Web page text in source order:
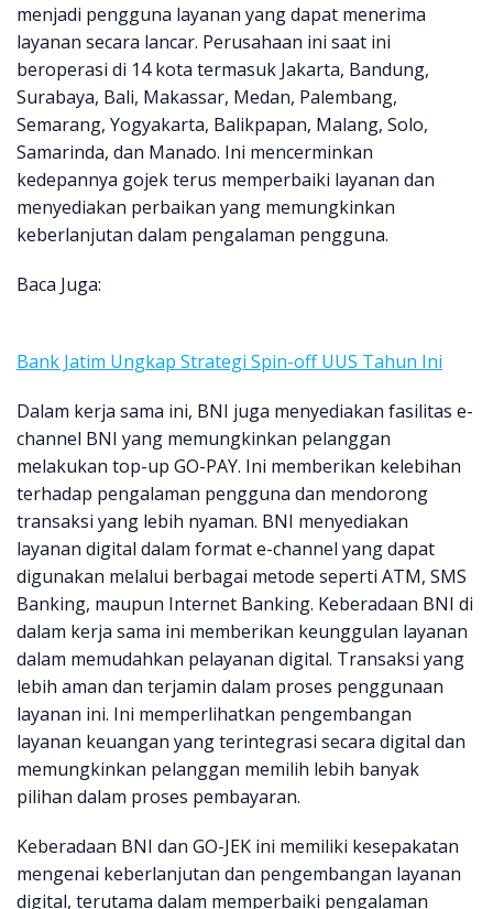
menjadi pengguna layanan yang dapat menerima
layanan secara lancar. Perusahaan ini saat ini
beroperasi di 14 kota termasuk Jakarta, Bandung,
Surabaya, Bali, Makassar, Medan, Palembang,
Semarang, Yogyakarta, Balikpapan, Malang, Solo,
Samarinda, dan Manado. Ini mencerminkan
kedepannya gojek terus memperbaiki layanan dan
menyediakan perbaikan yang memungkinkan
keberlanjutan dalam pengalaman pengguna.
Baca Juga:
Bank Jatim Ungkap Strategi Spin-off UUS Tahun Ini
Dalam kerja sama ini, BNI juga menyediakan fasilitas e-
channel BNI yang memungkinkan pelanggan
melakukan top-up GO-PAY. Ini memberikan kelebihan
terhadap pengalaman pengguna dan mendorong
transaksi yang lebih nyaman. BNI menyediakan
layanan digital dalam format e-channel yang dapat
digunakan melalui berbagai metode seperti ATM, SMS
Banking, maupun Internet Banking. Keberadaan BNI di
dalam kerja sama ini memberikan keunggulan layanan
dalam memudahkan pelayanan digital. Transaksi yang
lebih aman dan terjamin dalam proses penggunaan
layanan ini. Ini memperlihatkan pengembangan
layanan keuangan yang terintegrasi secara digital dan
memungkinkan pelanggan memilih lebih banyak
pilihan dalam proses pembayaran.
Keberadaan BNI dan GO-JEK ini memiliki kesepakatan
mengenai keberlanjutan dan pengembangan layanan
digital, terutama dalam memperbaiki pengalaman